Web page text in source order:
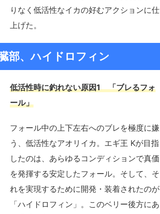
りなく低活性なイカの好むアクションに仕
上げた。
部、ハイドロフィン
低活性時に釣れない原因1 「ブレるフォ
ール」
フォール中の上下左右へのブレを極度に嫌
う、低活性なアオリイカ。エギ王 Kが目指
したのは、あらゆるコンディションで真価
を発揮する安定したフォール。そして、そ
れを実現するために開発・装着されたのが
「ハイドロフィン」。このベリー後方にあ